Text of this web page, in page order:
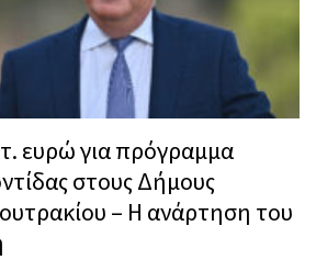
ευρώ για πρόγραμμα
στους Δήμους
– Η ανάρτηση του